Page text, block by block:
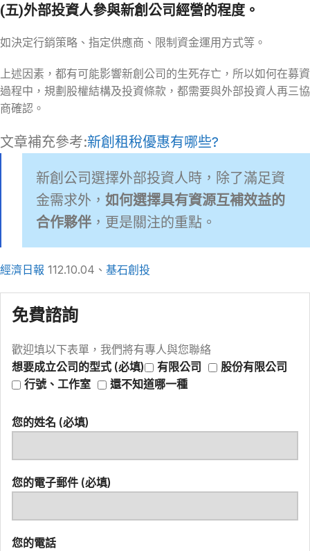
(五)外部投資人參與新創公司經營的程度。
如決定行銷策略、指定供應商、限制資金運用方式等。
上述因素，都有可能影響新創公司的生死存亡，所以如何在募資
過程中，規劃股權結構及投資條款，都需要與外部投資人再三協
商確認。
文章補充參考:新創租稅優惠有哪些?
新創公司選擇外部投資人時，除了滿足資
金需求外， 如何選擇具有資源互補效益的
合作夥伴 ，更是關注的重點。
經濟日報 112.10.04、 基石創投
免費諮詢
歡迎填以下表單，我們將有專人與您聯絡
想要成立公司的型式 (必填)
有限公司
股份有限公司
行號、工作室
還不知道哪一種
您的姓名 (必填)
您的電子郵件 (必填)
您的電話